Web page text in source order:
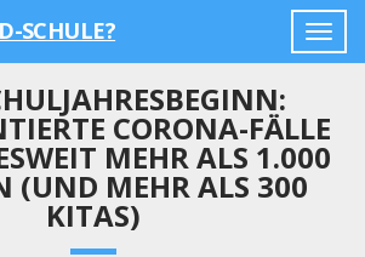
SCHULE?
CORONA-FÄLLE
MEHR ALS 1.000
(UND MEHR ALS 300
KITAS)